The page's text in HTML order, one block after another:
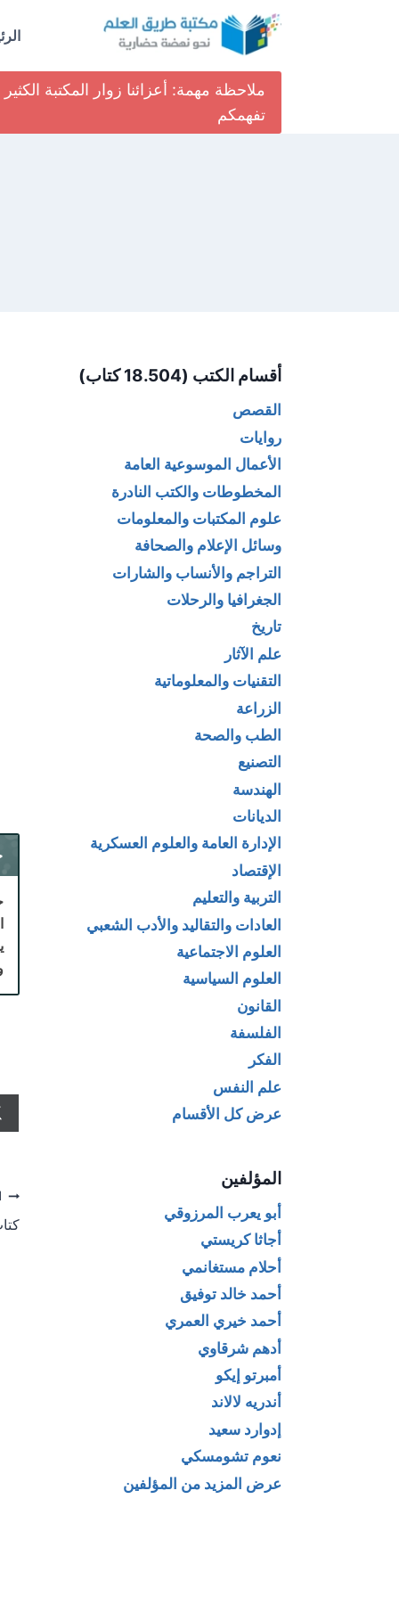
ملاحظة مهمة: أعزائنا زوار المكتبة
تفهمكم
أقسام الكتب (18.504 كتاب)
القصص
روايات
الأعمال الموسوعية العامة
المخطوطات والكتب النادرة
علوم المكتبات والمعلومات
وسائل الإعلام والصحافة
التراجم والأنساب والشارات
الجغرافيا والرحلات
تاريخ
علم الآثار
التقنيات والمعلوماتية
الزراعة
الطب والصحة
التصنيع
الهندسة
الديانات
الإدارة العامة والعلوم العسكرية
الإقتصاد
التربية والتعليم
العادات والتقاليد والأدب الشعبي
العلوم الاجتماعية
العلوم السياسية
القانون
الفلسفة
الفكر
علم النفس
عرض كل الأقسام
المؤلفين
أبو يعرب المرزوقي
أجاثا كريستي
أحلام مستغانمي
أحمد خالد توفيق
أحمد خيري العمري
أدهم شرقاوي
أمبرتو إيكو
أندريه لالاند
إدوارد سعيد
نعوم تشومسكي
عرض المزيد من المؤلفين